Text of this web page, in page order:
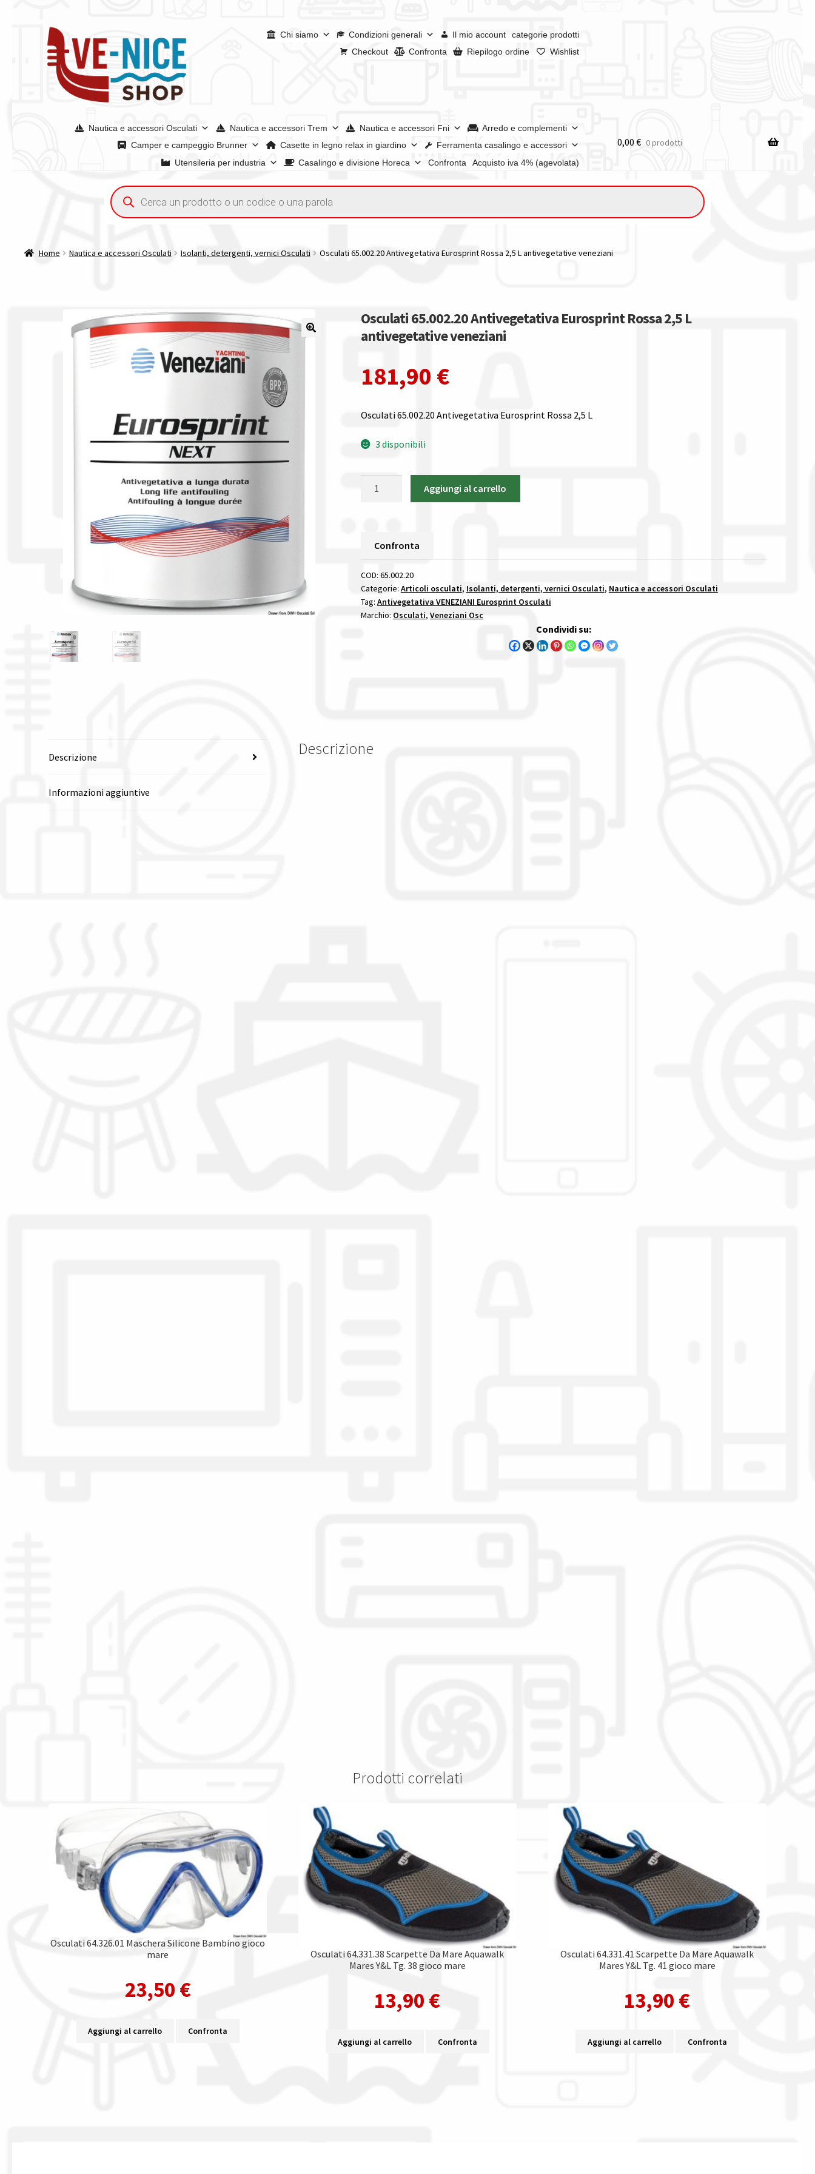
alla
navigazione
contenuto
Chi siamo Condizioni generali Il mio account
categorie prodotti
Checkout
Confronta Riepilogo ordine Wishlist
Nautica e accessori Osculati Nautica e accessori Trem Nautica e accessori Fni
Arredo e complementi
Camper e campeggio Brunner
Casette in legno relax in giardino
Ferramenta casalingo e accessori
Utensileria per industria
Casalingo e divisione Horeca Confronta Acquisto iva 4% (agevolata)
Acquisto iva 4% (agevolata)Chi siamoCondizioni generaliConfrontaConfrontaI nostri negoziRiepilogo ordine
Spedizioni in europaSpedizioni in italiaTutte le categorie dei prodottiWishlistCheckoutIl mio account
0,00 € 0 prodotti
Ricerca
prodotti
Home Nautica e accessori Osculati Isolanti, detergenti, vernici Osculati Osculati 65.002.20 Antivegetativa Eurosprint Rossa 2,5 L antivegetative veneziani
Osculati 65.002.20 Antivegetativa Eurosprint Rossa 2,5 L
antivegetative veneziani
181,90 €
Osculati 65.002.20 Antivegetativa Eurosprint Rossa 2,5 L
3 disponibili
Rossa
L
antivegetative
veneziani
quantità
Aggiungi al carrello
Confronta
COD: 65.002.20
Categorie: Articoli osculati, Isolanti, detergenti, vernici Osculati, Nautica e accessori Osculati
Tag: Antivegetativa VENEZIANI Eurosprint Osculati
Marchio: Osculati, Veneziani Osc
Condividi su:
Descrizione
Informazioni aggiuntive
Descrizione
Prodotti correlati
Osculati 64.326.01 Maschera Silicone Bambino gioco
mare
23,50 €
Aggiungi al carrello Confronta
Osculati 64.331.38 Scarpette Da Mare Aquawalk
Mares Y&L Tg. 38 gioco mare
13,90 €
Aggiungi al carrello Confronta
Osculati 64.331.41 Scarpette Da Mare Aquawalk
Mares Y&L Tg. 41 gioco mare
13,90 €
Aggiungi al carrello Confronta